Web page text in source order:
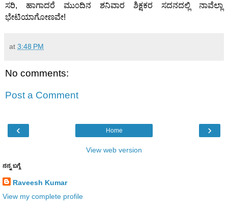
ಸರಿ, ಹಾಗಾದರೆ ಮು೦ದಿನ ಶನಿವಾರ ಶಿಕ್ಷಕರ ಸದನದಲ್ಲಿ ನಾವೆಲ್ಲಾ
ಭೇಟಿಯಾಗೋಣವೇ!
at 3:48 PM
No comments:
Post a Comment
‹ ›
Home
View web version
ನನ್ನ ಬಗ್ಗೆ
Raveesh Kumar
View my complete profile